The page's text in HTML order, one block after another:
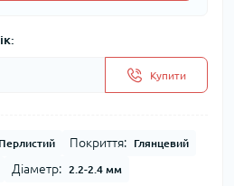
Купити
Перлистий Покриття: Глянцевий
Діаметр: 2.2-2.4 мм